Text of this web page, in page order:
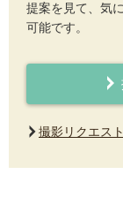
提案を見て、気
可能です。
撮影リクエス